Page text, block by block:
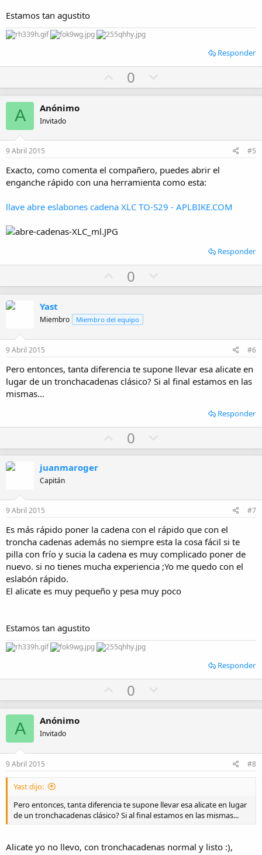
Estamos tan agustito
Responder
U
p
e
0
o
o
e
A Anónimo
Invitado
9 Abril 2015 #5
Exacto, como comenta el compañero, puedes abrir el
enganche rápido con una herramienta como esta:
llave abre eslabones cadena XLC TO-S29 - APLBIKE.COM
Responder
U
p
o
t
e
0
o
o
e
Yast
Miembro Miembro del equipo
9 Abril 2015 #6
Pero entonces, tanta diferencia te supone llevar esa alicate en
lugar de un tronchacadenas clásico? Si al final estamos en las
mismas...
Responder
U
p
0
o
t
e
juanmaroger
Capitán
9 Abril 2015 #7
Es más rápido poner la cadena con el rápido que con el
troncha cadenas además no siempre esta la cosa fácil si te
pilla con frío y sucia la cadena es muy complicado poner de
nuevo. si no tienes mucha experiencia ;Yo me quedo con el
eslabón rápido.
El alicate es muy pequeño y pesa muy poco
Estamos tan agustito
Responder
U
p
e
0
o
o
A Anónimo
Invitado
9 Abril 2015 #8
Yast dijo:
Pero entonces, tanta diferencia te supone llevar esa alicate en lugar
de un tronchacadenas clásico? Si al final estamos en las mismas...
Alicate yo no llevo, con tronchacadenas normal y listo :),